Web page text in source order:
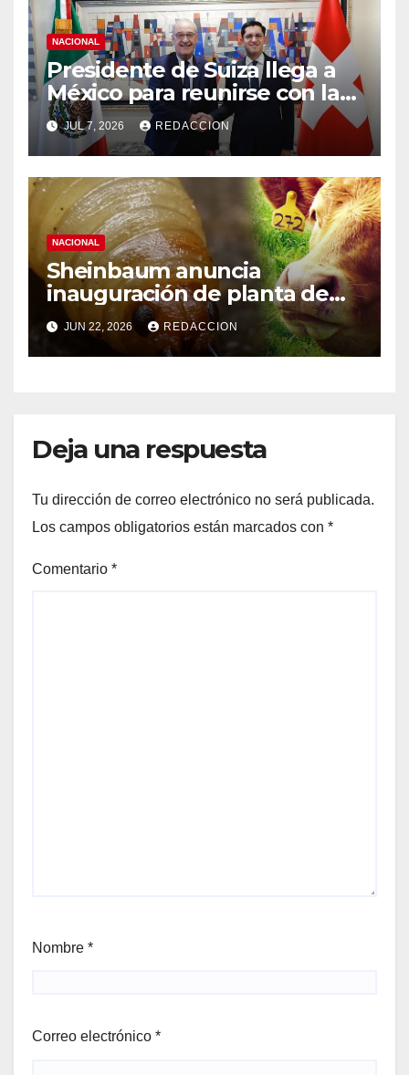
NACIONAL
Presidente de Suiza llega a
México para reunirse con la
presidenta Claudia
Sheinbaum
JUL 7, 2026 REDACCION
NACIONAL
Sheinbaum anuncia
inauguración de planta de
mosca para combatir gusano
barrenador el viernes;
ganaderos “le dieron la
JUN 22, 2026 REDACCION
Deja una respuesta
Tu dirección de correo electrónico no será publicada.
Los campos obligatorios están marcados con *
Comentario *
Nombre *
Correo electrónico *